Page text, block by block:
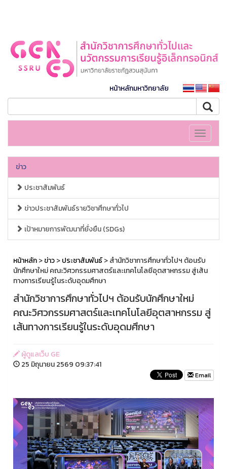
หน้าหลักมหาวิทยาลัย
Toggle
ข่าว
ประชาสัมพันธ์
ข่าวประชาสัมพันธ์รายวิชาศึกษาทั่วไป
เป้าหมายการพัฒนาที่ยั่งยืน (SDGs)
หน้าหลัก>ข่าว>ประชาสัมพันธ์> สำนักวิชาการศึกษาทั่วไปฯ ต้อนรับ
นักศึกษาใหม่ คณะวิศวกรรมศาสตร์และเทคโนโลยีอุตสาหกรรม สู่เส้น
ทางการเรียนรู้ในระดับอุดมศึกษา
สำนักวิชาการศึกษาทั่วไปฯ ต้อนรับนักศึกษาใหม่
คณะวิศวกรรมศาสตร์และเทคโนโลยีอุตสาหกรรม สู่
เส้นทางการเรียนรู้ในระดับอุดมศึกษา
ผู้ดูแลเว็บ GE
25 มิถุนายน 2569 09:37:41
Email